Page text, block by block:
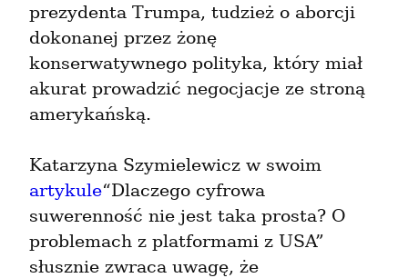
prezydenta Trumpa, tudzież o aborcji
dokonanej przez żonę
konserwatywnego polityka, który miał
akurat prowadzić negocjacje ze stroną
amerykańską.
artykule“Dlaczego cyfrowa
suwerenność nie jest taka prosta? O
problemach z platformami z USA”
słusznie zwraca uwagę, że